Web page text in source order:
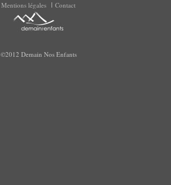
Mentions légales Contact
©2012 Demain Nos Enfants